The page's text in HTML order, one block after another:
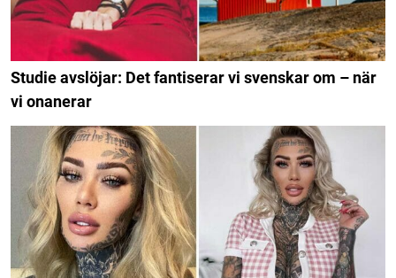
Studie avslöjar: Det fantiserar vi svenskar om – när
vi onanerar